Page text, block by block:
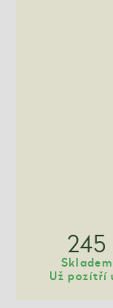
245
Už pozítří